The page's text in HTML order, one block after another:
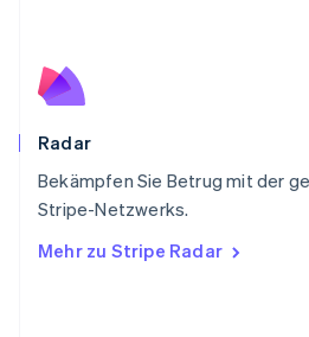
Radar
Bekämpfen Sie Betrug mit der
Stripe-Netzwerks.
Mehr zu Stripe Radar
Svenska
Schweiz
Singapur
English简体中文
Slowakei
Slowenien